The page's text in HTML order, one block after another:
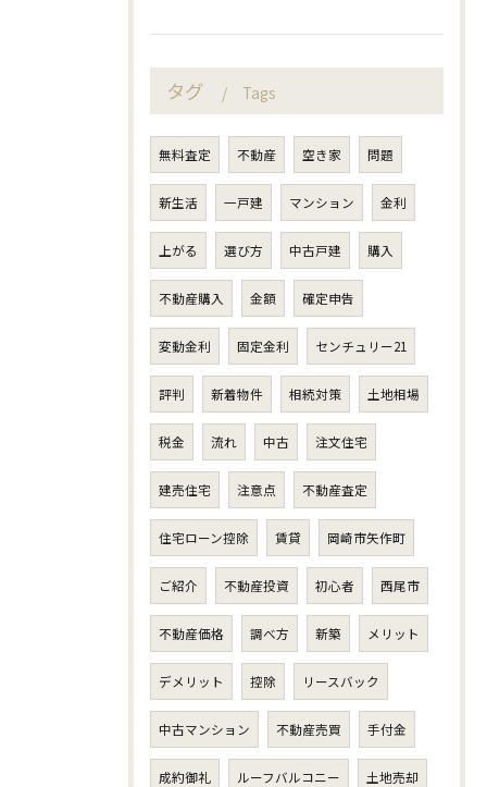
タグ Tags
無料査定 不動産 空き家 問題
新生活 一戸建 マンション 金利
上がる 選び方 中古戸建 購入
不動産購入 金額 確定申告
変動金利 固定金利 センチュリー21
評判 新着物件 相続対策 土地相場
税金 流れ 中古 注文住宅
建売住宅 注意点 不動産査定
住宅ローン控除 賃貸 岡崎市矢作町
ご紹介 不動産投資 初心者 西尾市
不動産価格 調べ方 新築 メリット
デメリット 控除 リースバック
中古マンション 不動産売買 手付金
成約御礼 ルーフバルコニー 土地売却